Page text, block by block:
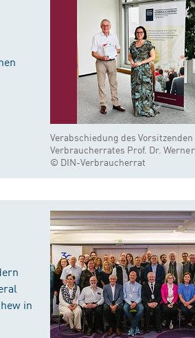
Verabschiedung des
Verbraucherrates Prof. Dr.
© DIN-Verbraucherrat
in